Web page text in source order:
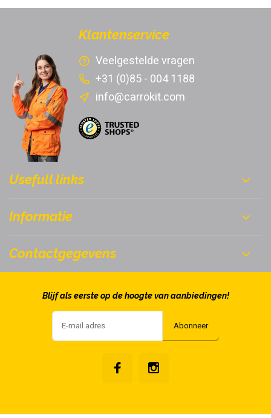
Klantenservice
Veelgestelde vragen
+31 (0)85 - 004 1188
info@carrokit.com
Usefull links
Informatie
Contactgegevens
Blijf als eerste op de hoogte van aanbiedingen!
Abonneer